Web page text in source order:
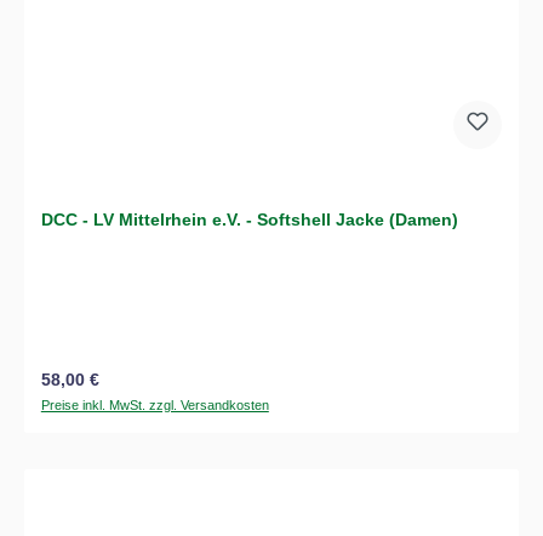
DCC - LV Mittelrhein e.V. - Softshell Jacke (Damen)
Regulärer Preis:
58,00 €
Preise inkl. MwSt. zzgl. Versandkosten